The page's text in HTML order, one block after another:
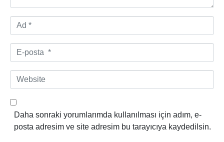
d
*
-
p
t
W
e
b
Daha sonraki yorumlarımda kullanılması için adım, e-
posta adresim ve site adresim bu tarayıcıya kaydedilsin.